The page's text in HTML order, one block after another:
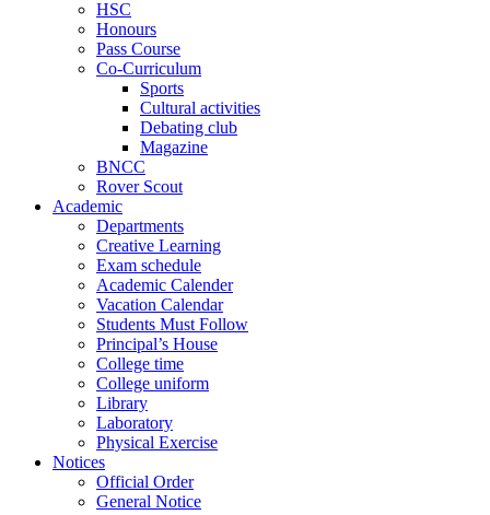
HSC
Honours
Pass Course
Co-Curriculum
Sports
Cultural activities
Debating club
Magazine
BNCC
Rover Scout
Academic
Departments
Creative Learning
Exam schedule
Academic Calender
Vacation Calendar
Students Must Follow
Principal’s House
College time
College uniform
Library
Laboratory
Physical Exercise
Notices
Official Order
General Notice